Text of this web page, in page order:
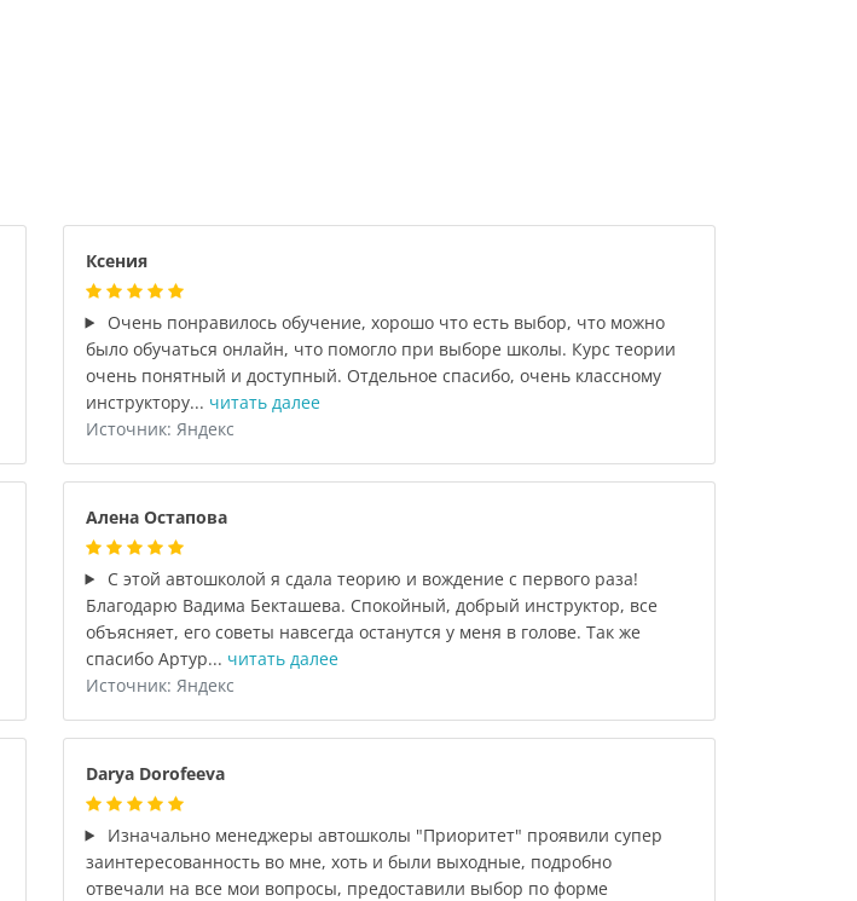
Ксения
Очень понравилось обучение, хорошо что есть выбор, что можно
было обучаться онлайн, что помогло при выборе школы. Курс теории
очень понятный и доступный. Отдельное спасибо, очень классному
инструктору... читать далее
Источник: Яндекс
Алена Остапова
С этой автошколой я сдала теорию и вождение с первого раза!
Благодарю Вадима Бекташева. Спокойный, добрый инструктор, все
объясняет, его советы навсегда останутся у меня в голове. Так же
спасибо Артур... читать далее
Источник: Яндекс
Darya Dorofeeva
Изначально менеджеры автошколы "Приоритет" проявили супер
заинтересованность во мне, хоть и были выходные, подробно
отвечали на все мои вопросы, предоставили выбор по форме